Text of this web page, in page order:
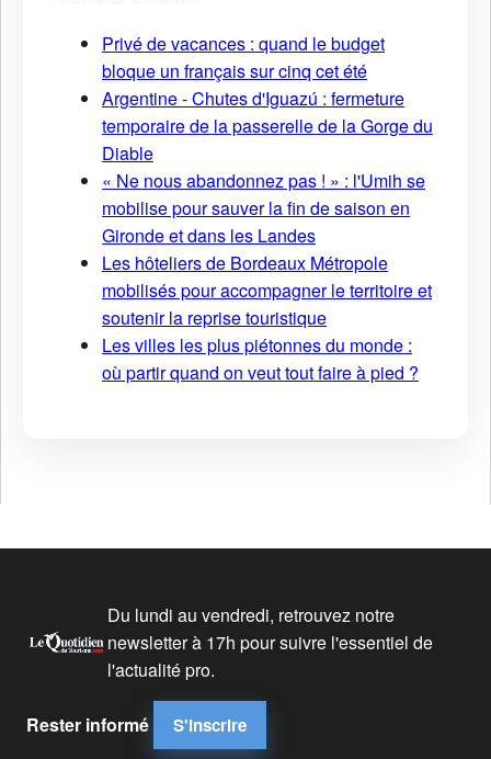
Privé de vacances : quand le budget
bloque un français sur cinq cet été
Argentine - Chutes d'Iguazú : fermeture
temporaire de la passerelle de la Gorge du
Diable
« Ne nous abandonnez pas ! » : l'Umih se
mobilise pour sauver la fin de saison en
Gironde et dans les Landes
Les hôteliers de Bordeaux Métropole
mobilisés pour accompagner le territoire et
soutenir la reprise touristique
Les villes les plus piétonnes du monde :
où partir quand on veut tout faire à pied ?
Du lundi au vendredi, retrouvez notre
newsletter à 17h pour suivre l'essentiel de
l'actualité pro.
Rester informé S'inscrire